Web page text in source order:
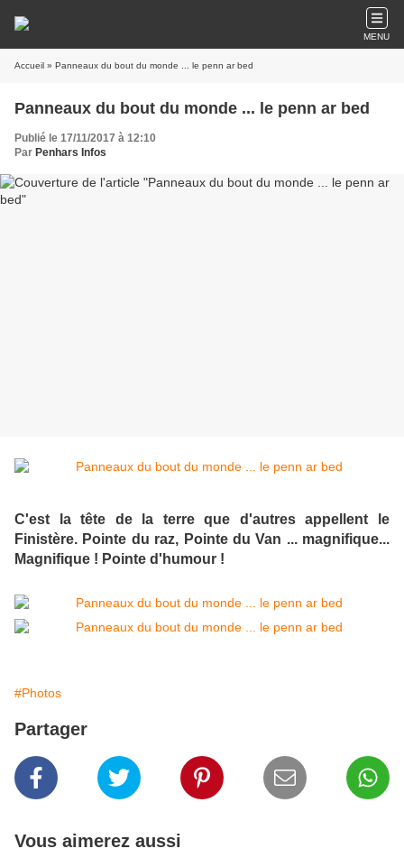
MENU
Accueil » Panneaux du bout du monde ... le penn ar bed
Panneaux du bout du monde ... le penn ar bed
Publié le 17/11/2017 à 12:10
Par Penhars Infos
C'est la tête de la terre que d'autres appellent le
Finistère. Pointe du raz, Pointe du Van ... magnifique...
Magnifique ! Pointe d'humour !
#Photos
Partager
Vous aimerez aussi